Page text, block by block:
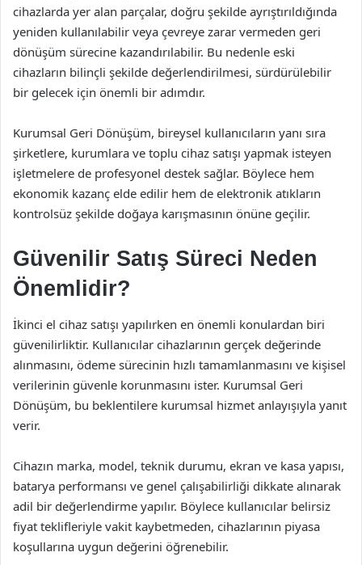
cihazlarda yer alan parçalar, doğru şekilde ayrıştırıldığında
yeniden kullanılabilir veya çevreye zarar vermeden geri
dönüşüm sürecine kazandırılabilir. Bu nedenle eski
cihazların bilinçli şekilde değerlendirilmesi, sürdürülebilir
bir gelecek için önemli bir adımdır.
Kurumsal Geri Dönüşüm, bireysel kullanıcıların yanı sıra
şirketlere, kurumlara ve toplu cihaz satışı yapmak isteyen
işletmelere de profesyonel destek sağlar. Böylece hem
ekonomik kazanç elde edilir hem de elektronik atıkların
kontrolsüz şekilde doğaya karışmasının önüne geçilir.
Güvenilir Satış Süreci Neden
Önemlidir?
İkinci el cihaz satışı yapılırken en önemli konulardan biri
güvenilirliktir. Kullanıcılar cihazlarının gerçek değerinde
alınmasını, ödeme sürecinin hızlı tamamlanmasını ve kişisel
verilerinin güvenle korunmasını ister. Kurumsal Geri
Dönüşüm, bu beklentilere kurumsal hizmet anlayışıyla yanıt
verir.
Cihazın marka, model, teknik durumu, ekran ve kasa yapısı,
batarya performansı ve genel çalışabilirliği dikkate alınarak
adil bir değerlendirme yapılır. Böylece kullanıcılar belirsiz
fiyat teklifleriyle vakit kaybetmeden, cihazlarının piyasa
koşullarına uygun değerini öğrenebilir.